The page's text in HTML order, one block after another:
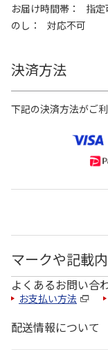
お届け時間帯
指定
のし
対応不可
決済方法
下記の決済方法がご利
マークや記載
よくあるお問い合
お支払い方法
配送情報について